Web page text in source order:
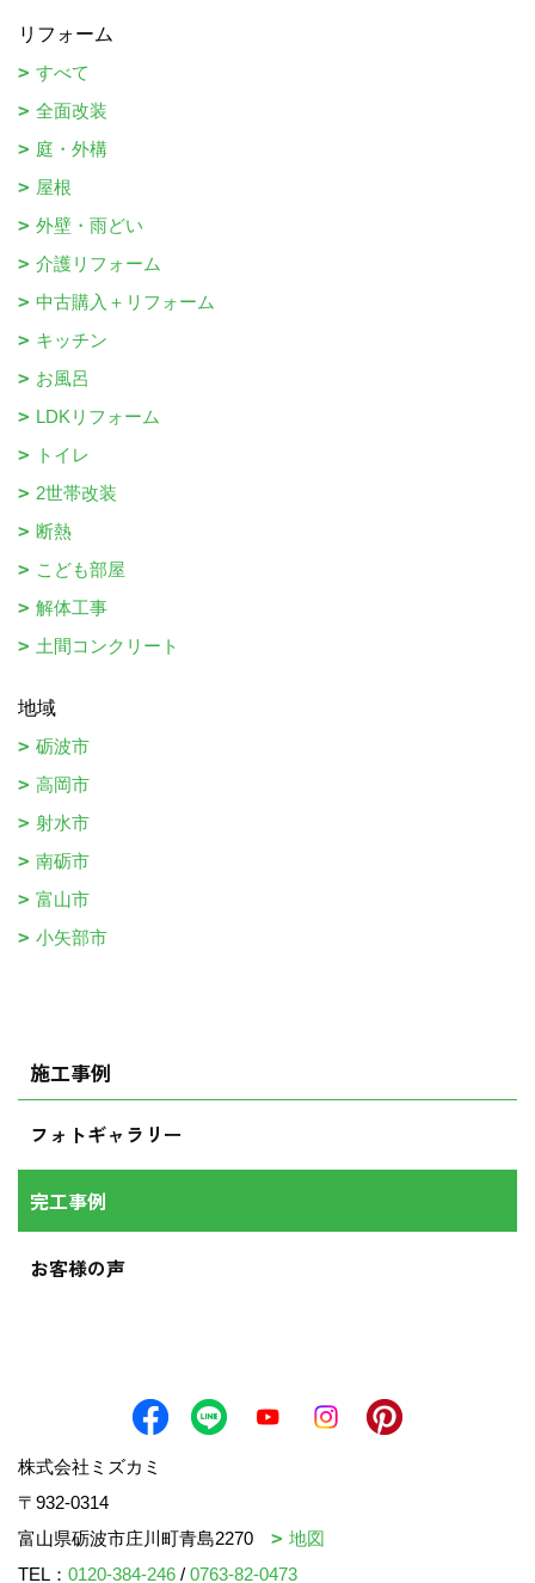
リフォーム
すべて
全面改装
庭・外構
屋根
外壁・雨どい
介護リフォーム
中古購入＋リフォーム
キッチン
お風呂
LDKリフォーム
トイレ
2世帯改装
断熱
こども部屋
解体工事
土間コンクリート
地域
砺波市
高岡市
射水市
南砺市
富山市
小矢部市
施工事例
フォトギャラリー
完工事例
お客様の声
株式会社ミズカミ
〒932-0314
富山県砺波市庄川町青島2270
地図
TEL： 0120-384-246 / 0763-82-0473